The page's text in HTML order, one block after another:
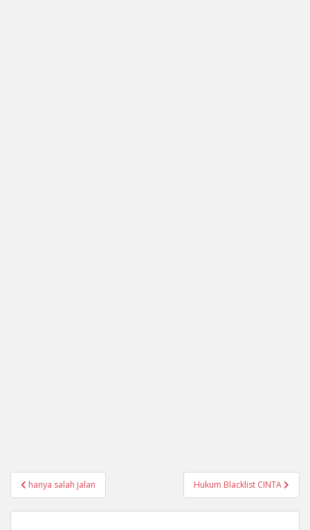
Navigasi
pos
hanya salah jalan Hukum Blacklist CINTA